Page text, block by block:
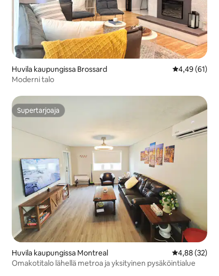
Huvila kaupungissa Brossard
4,49 (61)
Moderni talo
Supertarjoaja
Supertarjoaja
Huvila kaupungissa Montreal
4,88 (32)
Omakotitalo lähellä metroa ja yksityinen pysäköintialue